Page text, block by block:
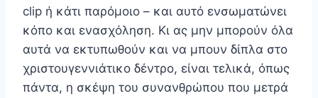
clip ή κάτι παρόμοιο – και αυτό ενσωματώνει
κόπο και ενασχόληση. Κι ας μην μπορούν όλα
αυτά να εκτυπωθούν και να μπουν δίπλα στο
χριστουγεννιάτικο δέντρο, είναι τελικά, όπως
πάντα, η σκέψη του συνανθρώπου που μετρά